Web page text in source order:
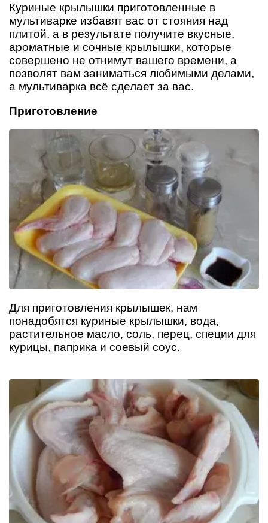
Куриные крылышки приготовленные в
мультиварке избавят вас от стояния над
плитой, а в результате получите вкусные,
ароматные и сочные крылышки, которые
совершено не отнимут вашего времени, а
позволят вам заниматься любимыми делами,
а мультиварка всё сделает за вас.
Приготовление
Для приготовления крылышек, нам
понадобятся куриные крылышки, вода,
растительное масло, соль, перец, специи для
курицы, паприка и соевый соус.